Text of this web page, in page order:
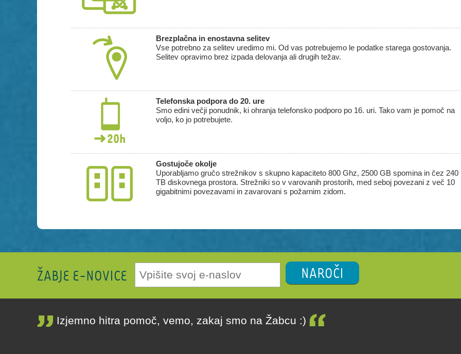
Brezplačna in enostavna selitev
Vse potrebno za selitev uredimo mi. Od vas potrebujemo le podatke starega gostovanja.
Selitev opravimo brez izpada delovanja ali drugih težav.
Telefonska podpora do 20. ure
Smo edini večji ponudnik, ki ohranja telefonsko podporo po 16. uri. Tako vam je pomoč na
voljo, ko jo potrebujete.
Gostujoče okolje
Uporabljamo gručo strežnikov s skupno kapaciteto 800 Ghz, 2500 GB spomina in čez 240
TB diskovnega prostora. Strežniki so v varovanih prostorih, med seboj povezani z več 10
gigabitnimi povezavami in zavarovani s požarnim zidom.
ŽABJE E-NOVICE NAROČI
Izjemno hitra pomoč, vemo, zakaj smo na Žabcu :)